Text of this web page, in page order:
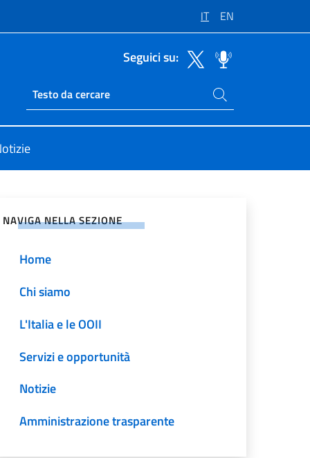
IT EN
Roma
Seguici su:
Ricerca sito live
Cerca nel sito
NAVIGA NELLA SEZIONE
Home
Chi siamo
L'Italia e le OOII
Servizi e opportunità
Notizie
Amministrazione trasparente